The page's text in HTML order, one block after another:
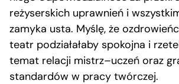
reżyserskich uprawnień i
zamyka usta. Myślę, że
teatr podziałałaby spokojna i
temat relacji mistrz–uczeń oraz
standardów w pracy twórczej.